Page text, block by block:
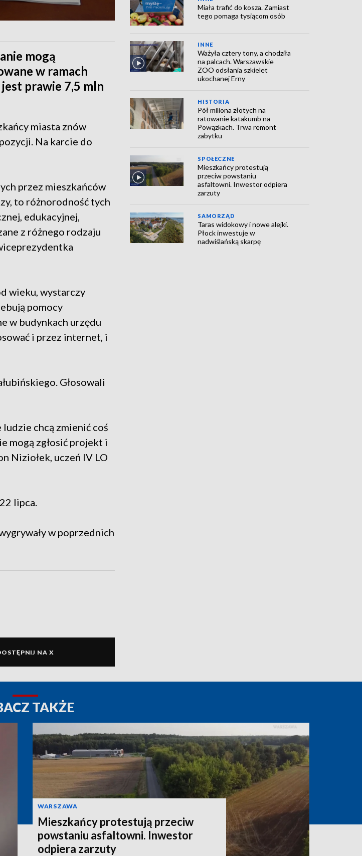
mogą
w ramach
prawie 7,5 mln
miasta znów
Na karcie do
przez mieszkańców
to różnorodność tych
edukacyjnej,
z różnego rodzaju
wieku, wystarczy
pomocy
w budynkach urzędu
i przez internet, i
Głosowali
chcą zmienić coś
mogą zgłosić projekt i
Niziołek, uczeń IV LO
lipca.
w poprzednich
NA X
Miała trafić do kosza. Zamiast
tego pomaga tysiącom osób
INNE
Ważyła cztery tony, a chodziła
na palcach. Warszawskie
ZOO odsłania szkielet
ukochanej Erny
HISTORIA
Pół miliona złotych na
ratowanie katakumb na
Powązkach. Trwa remont
zabytku
SPOŁECZNE
Mieszkańcy protestują
przeciw powstaniu
asfaltowni. Inwestor odpiera
zarzuty
SAMORZĄD
Taras widokowy i nowe alejki.
Płock inwestuje w
nadwiślańską skarpę
TAKŻE
WARSZAWA
Mieszkańcy protestują przeciw
powstaniu asfaltowni. Inwestor
odpiera zarzuty